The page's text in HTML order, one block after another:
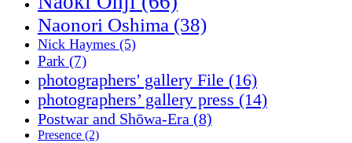
Naonori Oshima (38)
Nick Haymes (5)
Park (7)
photographers' gallery File (16)
photographers’ gallery press (14)
Postwar and Shōwa-Era (8)
Presence (2)